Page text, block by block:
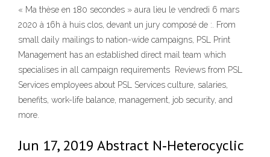
« Ma thèse en 180 secondes » aura lieu le vendredi 6 mars
2020 à 16h à huis clos, devant un jury composé de :. From
small daily mailings to nation-wide campaigns, PSL Print
Management has an established direct mail team which
specialises in all campaign requirements Reviews from PSL
Services employees about PSL Services culture, salaries,
benefits, work-life balance, management, job security, and
more.
Jun 17, 2019 Abstract N‐Heterocyclic